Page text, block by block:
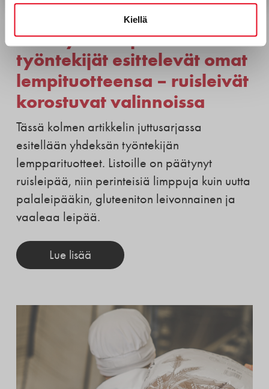
Kiellä
ME,POROKYLÄ TYÖNANTAJANA,
Porokylän Leipomon
työntekijät esittelevät omat
lempituotteensa – ruisleivät
korostuvat valinnoissa
Tässä kolmen artikkelin juttusarjassa
esitellään yhdeksän työntekijän
lempparituotteet. Listoille on päätynyt
ruisleipää, niin perinteisiä limppuja kuin uutta
palaleipääkin, gluteeniton leivonnainen ja
vaaleaa leipää.
Lue lisää